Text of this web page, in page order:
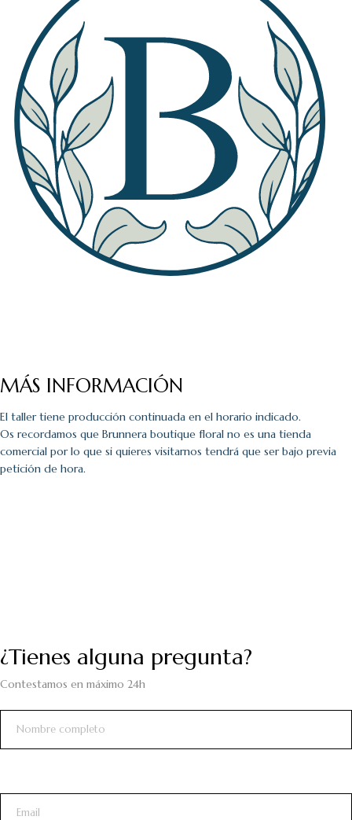
MÁS INFORMACIÓN
El taller tiene producción continuada en el horario indicado.
Os recordamos que Brunnera boutique floral no es una tienda
comercial por lo que si quieres visitarnos tendrá que ser bajo previa
petición de hora.
¿Tienes alguna pregunta?
Contestamos en máximo 24h